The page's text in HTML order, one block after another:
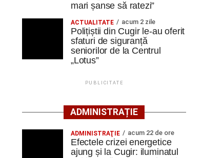
mari șanse să ratezi”
ACTUALITATE acum 2 zile
Polițiștii din Cugir le-au oferit
sfaturi de siguranță
seniorilor de la Centrul
„Lotus”
PUBLICITATE
ADMINISTRAȚIE
ADMINISTRAŢIE acum 22 de ore
Efectele crizei energetice
ajung și la Cugir: iluminatul